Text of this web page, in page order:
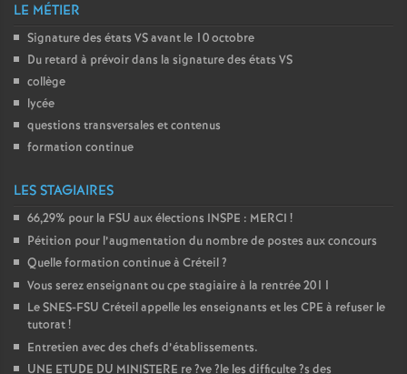
LE MÉTIER
Signature des états VSavant le 10 octobre
Du retard à prévoir dans la signature des états VS
collège
lycée
questions transversales et contenus
formation continue
LES STAGIAIRES
66,29% pour la FSU aux élections INSPE : MERCI !
Pétition pour l’augmentation du nombre de postes aux concours
Quelle formation continue à Créteil?
Vous serez enseignant ou cpe stagiaire à la rentrée 2011
LeSNES-FSU Créteil appelle les enseignants et les CPE à refuser le
tutorat!
Entretien avec des chefs d’établissements.
UNE ETUDE DU MINISTERE re?ve?le les difficulte?s des